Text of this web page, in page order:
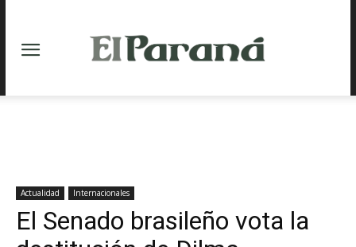
Actualidad Internacionales
El Senado brasileño vota la